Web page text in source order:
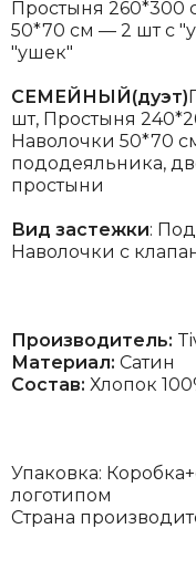
Простыня 260*300
50*70 см — 2 шт с
"ушек"
СЕМЕЙНЫЙ(дуэт)
шт, Простыня
Наволочки 50*70
пододеяльника,
простыни
Вид застежки:
Наволочки с
Производитель:
Материал: Сатин
Состав: Хлопок
Упаковка:
логотипом
Страна